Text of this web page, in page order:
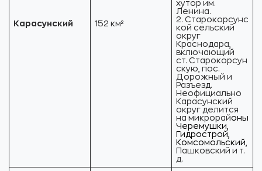
Карасунский 152 км²
хутор им.
Ленина.
2. Старокорсунс
кой сельский
округ
Краснодара,
включающий
ст. Старокорсун
скую, пос.
Дорожный и
Разъезд.
Неофициально
Карасунский
округ делится
на микрорайоны
Черемушки,
Гидрострой,
Комсомольский
Пашковский и т.
д.